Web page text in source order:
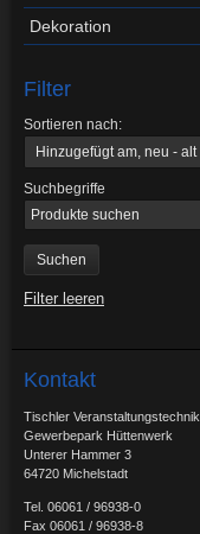
Dekoration
Filter
Sortieren nach:
Suchbegriffe
Filter leeren
Kontakt
Tischler Veranstaltungstechnik
Gewerbepark Hüttenwerk
Unterer Hammer 3
64720 Michelstadt
Tel. 06061 / 96938-0
Fax 06061 / 96938-8